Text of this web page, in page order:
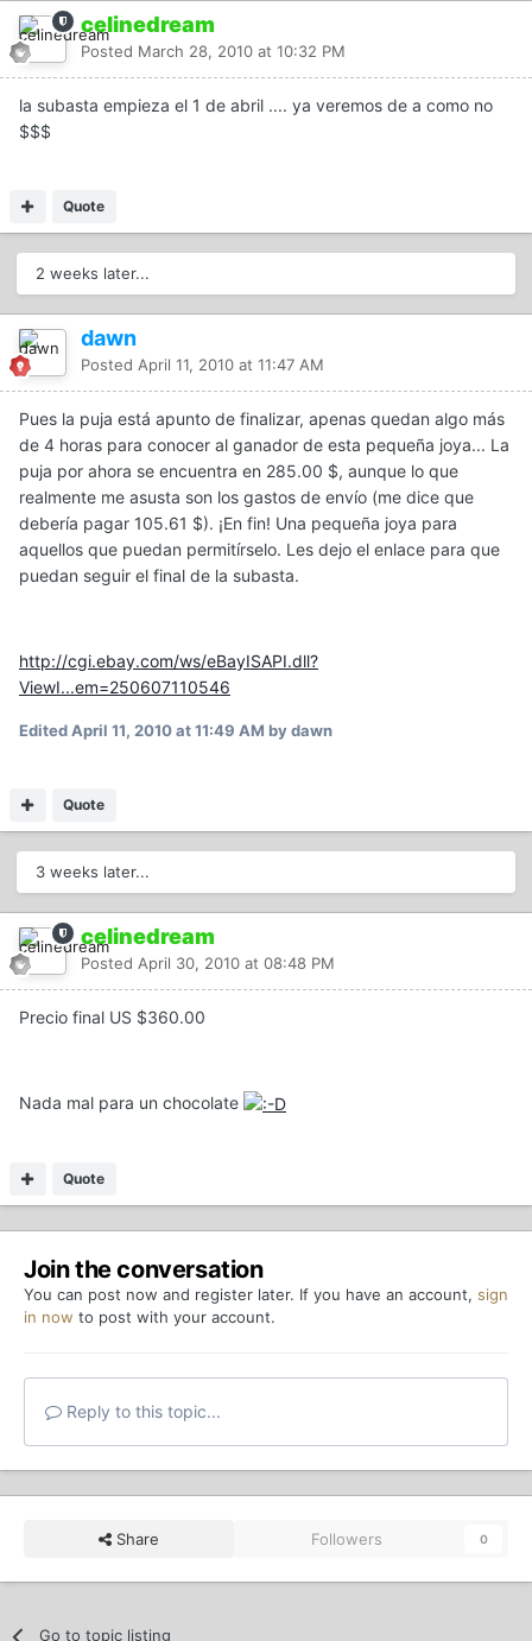
celinedream
Posted March 28, 2010 at 10:32 PM
la subasta empieza el 1 de abril .... ya veremos de a como no
$$$
Quote
2 weeks later...
dawn
Posted April 11, 2010 at 11:47 AM
Pues la puja está apunto de finalizar, apenas quedan algo más
de 4 horas para conocer al ganador de esta pequeña joya... La
puja por ahora se encuentra en 285.00 $, aunque lo que
realmente me asusta son los gastos de envío (me dice que
debería pagar 105.61 $). ¡En fin! Una pequeña joya para
aquellos que puedan permitírselo. Les dejo el enlace para que
puedan seguir el final de la subasta.
http://cgi.ebay.com/ws/eBayISAPI.dll?
ViewI...em=250607110546
EditedApril 11, 2010 at 11:49 AM by dawn
Quote
3 weeks later...
celinedream
Posted April 30, 2010 at 08:48 PM
Precio final US $360.00
Nada mal para un chocolate
Quote
Join the conversation
You can post now and register later. If you have an account, sign
in now to post with your account.
Reply to this topic...
Share Followers 0
Go to topic listing